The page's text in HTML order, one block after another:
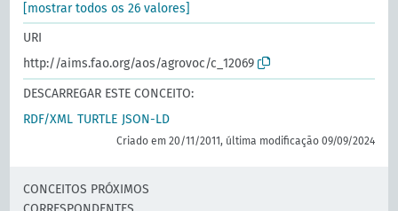
[mostrar todos os 26 valores]
URI
http://aims.fao.org/aos/agrovoc/c_12069
DESCARREGAR ESTE CONCEITO:
RDF/XML TURTLE JSON-LD
Criado em 20/11/2011, última modificação 09/09/2024
CONCEITOS PRÓXIMOS